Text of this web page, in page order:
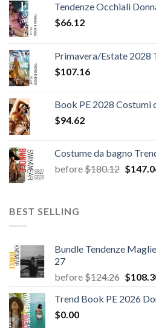
Tendenze Occhiali
$66.12
Primavera/Estate 2028
$107.16
Book PE 2028 Costumi
$94.62
Costume da bagno
before$180.12 Il
$
BEST SELLING
Bundle Tendenze
27
before$124.26 Il
$
Trend Book PE 2026
$0.00